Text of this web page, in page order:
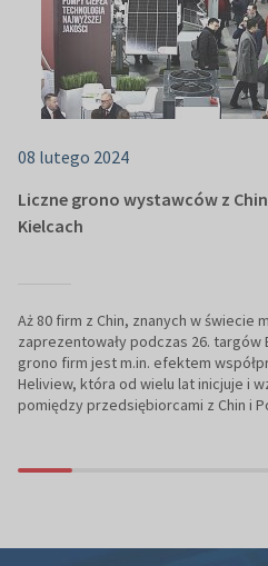
08 lutego 2024
Liczne grono wystawców z
Kielcach
Aż 80 firm z Chin, znanych w świecie
zaprezentowały podczas 26. targów
grono firm jest m.in. efektem
Heliview, która od wielu lat inicjuje i
pomiędzy przedsiębiorcami z Chin i